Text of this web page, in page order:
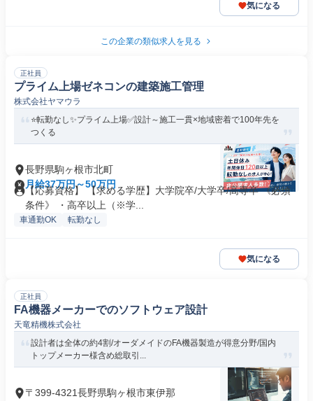
気になる
この企業の類似求人を見る
正社員
プライム上場ゼネコンの建築施工管理
株式会社ヤマウラ
⭐転勤なし✨プライム上場✅設計～施工一貫×地域密着で100年先を
つくる
長野県駒ヶ根市北町
月給37万円～50万円
【応募資格】 【求める学歴】大学院卒/大学卒/高専卒 《必須
条件》 ・高卒以上（※学...
車通勤OK 転勤なし
気になる
正社員
FA機器メーカーでのソフトウェア設計
天竜精機株式会社
設計者は全体の約4割/オーダメイドのFA機器製造が得意分野/国内
トップメーカー様含め総取引...
〒399-4321長野県駒ヶ根市東伊那